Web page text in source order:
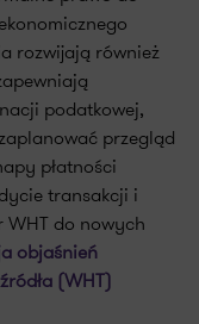
rozwijają również
podatkowej,
przegląd
płatności
transakcji i
do nowych
objaśnień
(WHT)